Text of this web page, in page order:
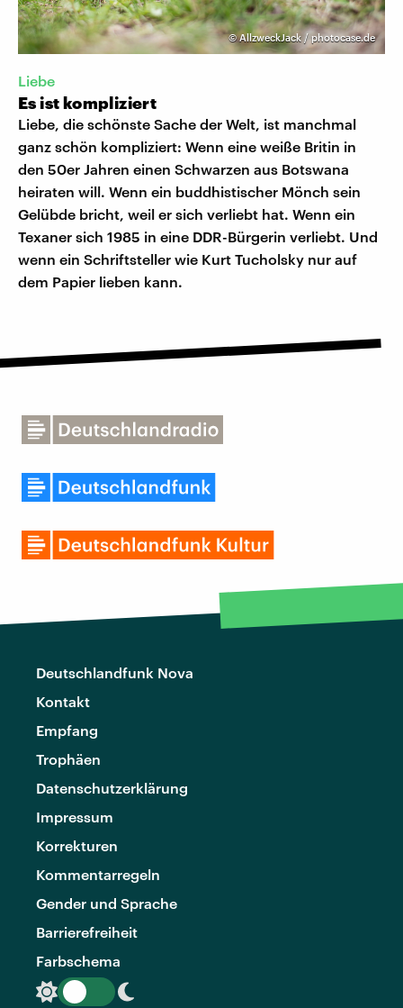
©AllzweckJack / photocase.de
Liebe
Es ist kompliziert
Liebe, die schönste Sache der Welt, ist manchmal
ganz schön kompliziert: Wenn eine weiße Britin in
den 50er Jahren einen Schwarzen aus Botswana
heiraten will. Wenn ein buddhistischer Mönch sein
Gelübde bricht, weil er sich verliebt hat. Wenn ein
Texaner sich 1985 in eine DDR-Bürgerin verliebt. Und
wenn ein Schriftsteller wie Kurt Tucholsky nur auf
dem Papier lieben kann.
Deutschlandfunk Nova
Kontakt
Empfang
Trophäen
Datenschutzerklärung
Impressum
Korrekturen
Kommentarregeln
Gender und Sprache
Barrierefreiheit
Farbschema